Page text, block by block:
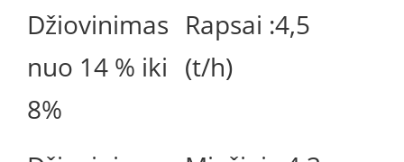
Džiovinimas
nuo 14 % iki
8%
Rapsai :4,5
(t/h)